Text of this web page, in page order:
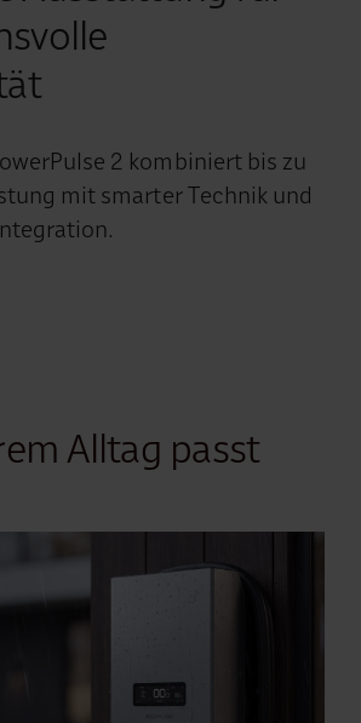
2 kombiniert bis zu
mit smarter Technik und
Alltag passt